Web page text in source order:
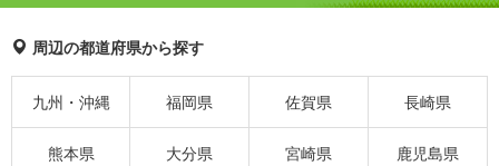
周辺の都道府県から探す
九州・沖縄 福岡県 佐賀県 長崎県
熊本県 大分県 宮崎県 鹿児島県